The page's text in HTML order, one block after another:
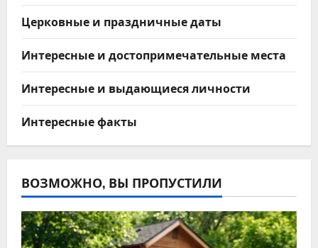
Церковные и праздничные даты
Интересные и достопримечательные места
Интересные и выдающиеся личности
Интересные факты
ВОЗМОЖНО, ВЫ ПРОПУСТИЛИ